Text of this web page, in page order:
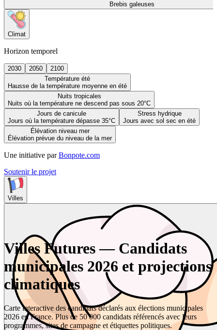
Brebis galeuses
Climat
Horizon temporel
2030 2050
2100
Température été
Hausse de la température moyenne en été
Nuits tropicales
Nuits où la température ne descend pas sous 20°C
Jours de canicule
Jours où la température dépasse 35°C
Stress hydrique
Jours avec sol sec en été
Élévation niveau mer
Élévation prévue du niveau de la mer
Une initiative par Bonpote.com
Soutenir le projet
Villes
Villes Futures — Candidats
municipales 2026 et projections
climatiques
Carte interactive des candidats déclarés aux élections municipales
2026 en France. Plus de 50 000 candidats référencés avec leurs
programmes, sites de campagne et étiquettes politiques.